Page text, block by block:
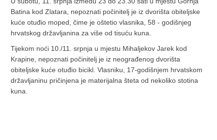
Batina kod Zlatara, nepoznati počinitelj je iz dvorišta obiteljske
kuće otuđio moped, čime je oštetio vlasnika, 58 - godišnjeg
hrvatskog državljanina za više od tisuću kuna.
Tijekom noći 10./11. srpnja u mjestu Mihaljekov Jarek kod
Krapine, nepoznati počinitelj je iz neograđenog dvorišta
obiteljske kuće otuđio bicikl. Vlasniku, 17-godišnjem hrvatskom
državljaninu pričinjena je materijalna šteta od nekoliko stotina
kuna.